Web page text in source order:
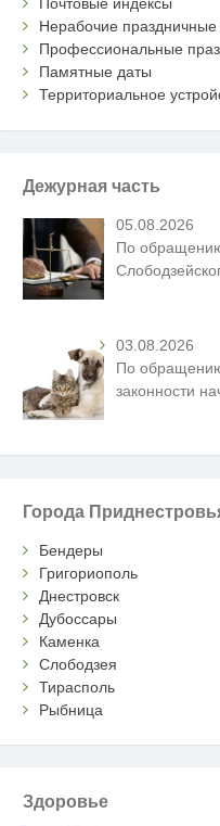
Почтовые индексы
Нерабочие праздничные
Профессиональные
Памятные даты
Территориальное
Дежурная часть
05.08.2026
По
03.08.2026
По
законности
Города
Бендеры
Григориополь
Днестровск
Дубоссары
Каменка
Слободзея
Тирасполь
Рыбница
Здоровье